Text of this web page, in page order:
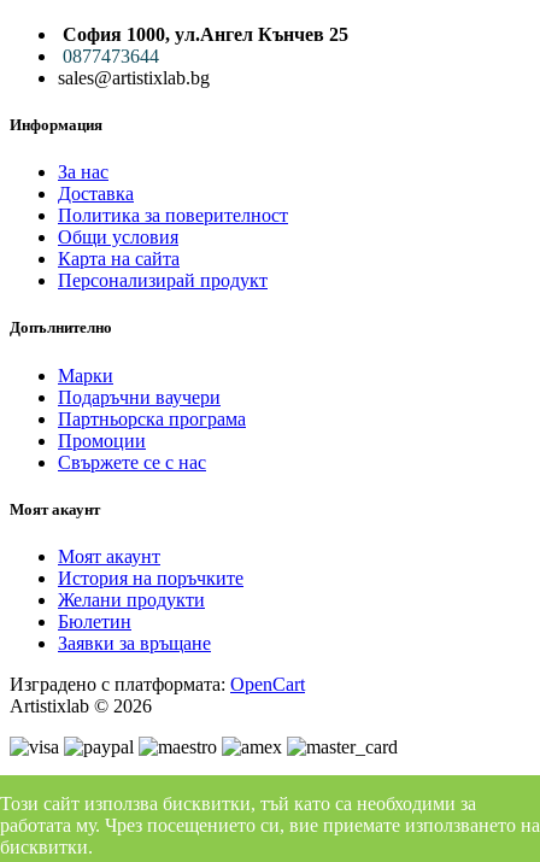
София 1000, ул.Ангел Кънчев 25
0877473644
sales@artistixlab.bg
Информация
За нас
Доставка
Политика за поверителност
Общи условия
Карта на сайта
Персонализирай продукт
Допълнително
Марки
Подаръчни ваучери
Партньорска програма
Промоции
Свържете се с нас
Моят акаунт
Моят акаунт
История на поръчките
Желани продукти
Бюлетин
Заявки за връщане
Изградено с платформата: OpenCart
Artistixlab © 2026
Facebook
Instagram
Този сайт използва бисквитки, тъй като са необходими за
работата му. Чрез посещението си, вие приемате използването на
бисквитки.